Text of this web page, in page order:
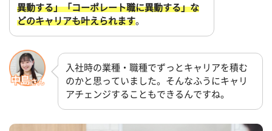
異動する」「コーポレート職に異動する」な
どのキャリアも叶えられます。
入社時の業種・職種でずっとキャリアを積む
のかと思っていました。そんなふうにキャリ
アチェンジすることもできるんですね。